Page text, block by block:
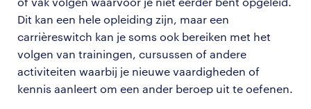
Dit kan een hele opleiding zijn, maar een
carrièreswitch kan je soms ook bereiken met het
volgen van trainingen, cursussen of andere
activiteiten waarbij je nieuwe vaardigheden of
kennis aanleert om een ander beroep uit te oefenen.